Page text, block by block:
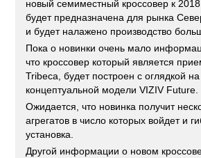
новый семиместный кроссовер к 2018
будет предназначена для рынка
и будет налажено производство
Пока о новинки очень мало
что кроссовер который является
Tribeca, будет построен с оглядкой
концептуальной модели VIZIV Future.
Ожидается, что новинка получит
агрегатов в число которых войдет и
установка.
Другой информации о новом